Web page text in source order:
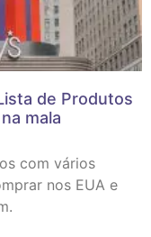
de Produtos
mala
com vários
nos EUA e